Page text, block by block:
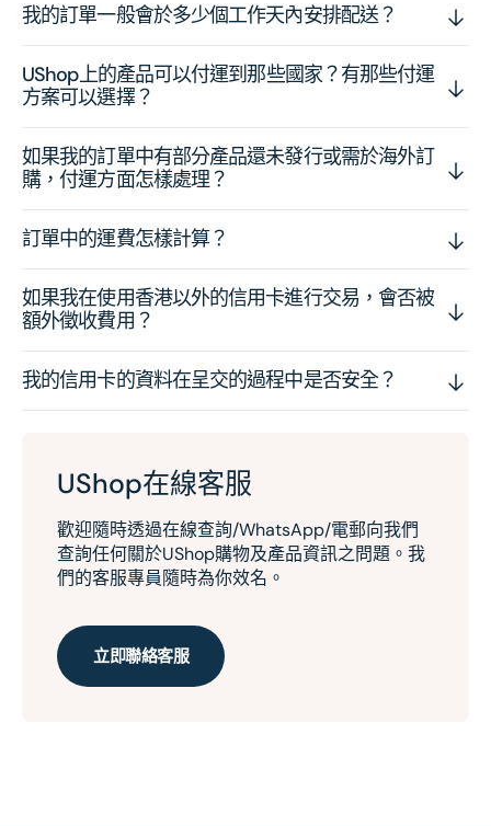
我的訂單一般會於多少個工作天內安排配送？
UShop上的產品可以付運到那些國家？有那些付運
方案可以選擇？
如果我的訂單中有部分產品還未發行或需於海外訂
購，付運方面怎樣處理？
訂單中的運費怎樣計算？
如果我在使用香港以外的信用卡進行交易，會否被
額外徵收費用？
我的信用卡的資料在呈交的過程中是否安全？
UShop在線客服
歡迎隨時透過在線查詢/WhatsApp/電郵向我們
查詢任何關於UShop購物及產品資訊之問題。我
們的客服專員隨時為你效名。
立即聯絡客服